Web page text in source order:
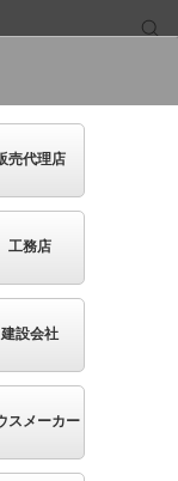
光DD9との組み合
ウォッシャ ウ
売代理店
工務店
建設会社
スメーカー